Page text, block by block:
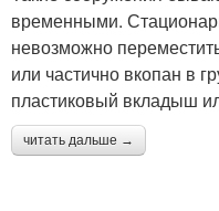
временными.
невозможно
или частично вкопан в
пластиковый вкладыш
читать дальше →